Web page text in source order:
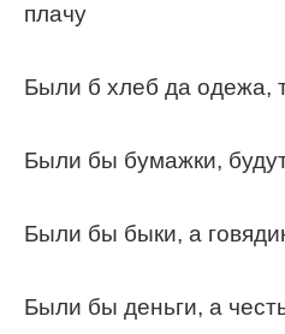
плачу
Были б хлеб да одежа,
Были бы бумажки,
Были бы быки, а
Были бы деньги, а